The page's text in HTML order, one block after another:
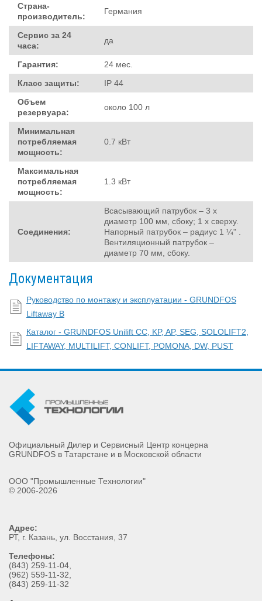
Страна-
производитель:
Германия
Сервис за 24
часа:
да
Гарантия:
24 мес.
Класс защиты:
IP 44
Объем
резервуара:
около 100 л
Минимальная
потребляемая
мощность:
0.7 кВт
Максимальная
потребляемая
мощность:
1.3 кВт
Соединения:
Всасывающий патрубок – 3 х
диаметр 100 мм, сбоку; 1 х сверху.
Напорный патрубок – радиус 1 ¼" .
Вентиляционный патрубок –
диаметр 70 мм, сбоку.
Документация
Руководство по монтажу и эксплуатации - GRUNDFOS
Liftaway B
Каталог - GRUNDFOS Unilift CC, KP, AP, SEG, SOLOLIFT2,
LIFTAWAY, MULTILIFT, CONLIFT, POMONA, DW, PUST
Официальный Дилер и Сервисный Центр концерна
GRUNDFOS в Татарстане и в Московской области
ООО "Промышленные Технологии"
© 2006-2026
Адрес:
РТ, г. Казань ул. Восстания, 37
Телефоны:
(843) 259-11-04
(962) 559-11-32
(843) 259-11-32